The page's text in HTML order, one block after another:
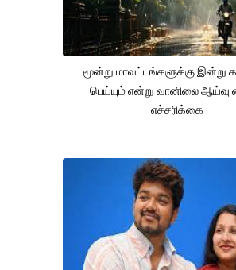
மூன்று மாவட்டங்களுக்கு இன்று
பெய்யும் என்று வானிலை
எச்சரிக்கை